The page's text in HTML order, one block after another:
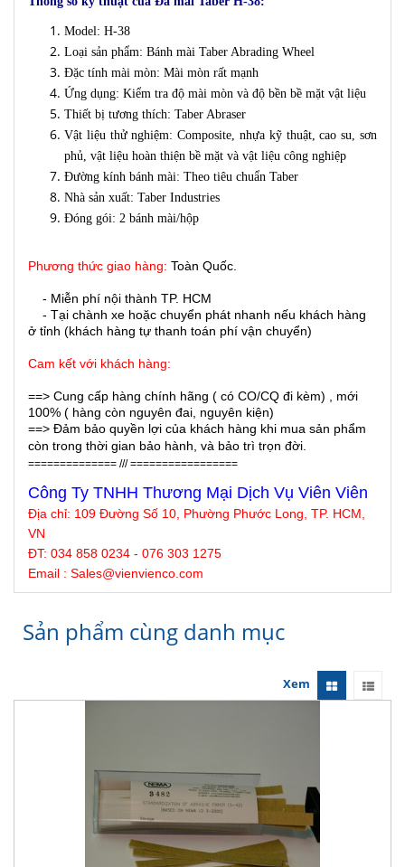
Model: H-38
Loại sản phẩm: Bánh mài Taber Abrading Wheel
Đặc tính mài mòn: Mài mòn rất mạnh
Ứng dụng: Kiểm tra độ mài mòn và độ bền bề mặt vật liệu
Thiết bị tương thích: Taber Abraser
Vật liệu thử nghiệm: Composite, nhựa kỹ thuật, cao su, sơn
phủ, vật liệu hoàn thiện bề mặt và vật liệu công nghiệp
Đường kính bánh mài: Theo tiêu chuẩn Taber
Nhà sản xuất: Taber Industries
Đóng gói: 2 bánh mài/hộp
Phương thức giao hàng: Toàn Quốc.
- Miễn phí nội thành TP. HCM
- Tại chành xe hoặc chuyển phát nhanh nếu khách hàng
ở tỉnh (khách hàng tự thanh toán phí vận chuyển)
Cam kết với khách hàng:
==> Cung cấp hàng chính hãng ( có CO/CQ đi kèm) , mới
100% ( hàng còn nguyên đai, nguyên kiện)
==> Đảm bảo quyền lợi của khách hàng khi mua sản phẩm
còn trong thời gian bảo hành, và bảo trì trọn đời.
============== /// =================
Công Ty TNHH Thương Mại Dịch Vụ Viên Viên
Địa chỉ: 109 Đường Số 10, Phường Phước Long, TP. HCM,
VN
ĐT: 034 858 0234 - 076 303 1275
Email : Sales@vienvienco .com
Sản phẩm cùng danh mục
Xem